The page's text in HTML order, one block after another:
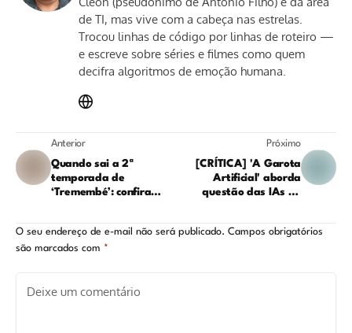
de TI, mas vive com a cabeça nas estrelas.
Trocou linhas de código por linhas de roteiro —
e escreve sobre séries e filmes como quem
decifra algoritmos de emoção humana.
Anterior
Quando sai a 2ª
temporada de
‘Tremembé’: confira
Próximo
[CRÍTICA] 'A Garota
Artificial' aborda
questão das IAs de
O seu endereço de e-mail não será publicado. Campos obrigatórios
são marcados com *